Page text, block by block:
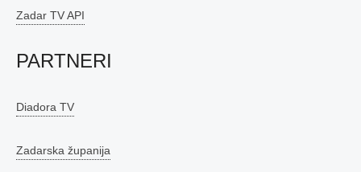
Zadar TV API
PARTNERI
Diadora TV
Zadarska županija